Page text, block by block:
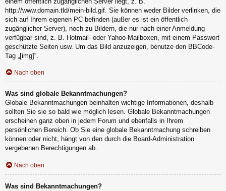
http://www.domain.tld/mein-bild.gif. Sie können weder Bilder verlinken, die
sich auf Ihrem eigenen PC befinden (außer es ist ein öffentlich
zugänglicher Server), noch zu Bildern, die nur nach einer Anmeldung
verfügbar sind, z. B. Hotmail- oder Yahoo-Mailboxen, mit einem Passwort
geschützte Seiten usw. Um das Bild anzuzeigen, benutze den BBCode-
Tag „[img]“.
Nach oben
Was sind globale Bekanntmachungen?
Globale Bekanntmachungen beinhalten wichtige Informationen, deshalb
sollten Sie sie so bald wie möglich lesen. Globale Bekanntmachungen
erscheinen ganz oben in jedem Forum und ebenfalls in Ihrem
persönlichen Bereich. Ob Sie eine globale Bekanntmachung schreiben
können oder nicht, hängt von den durch die Board-Administration
vergebenen Berechtigungen ab.
Nach oben
Was sind Bekanntmachungen?